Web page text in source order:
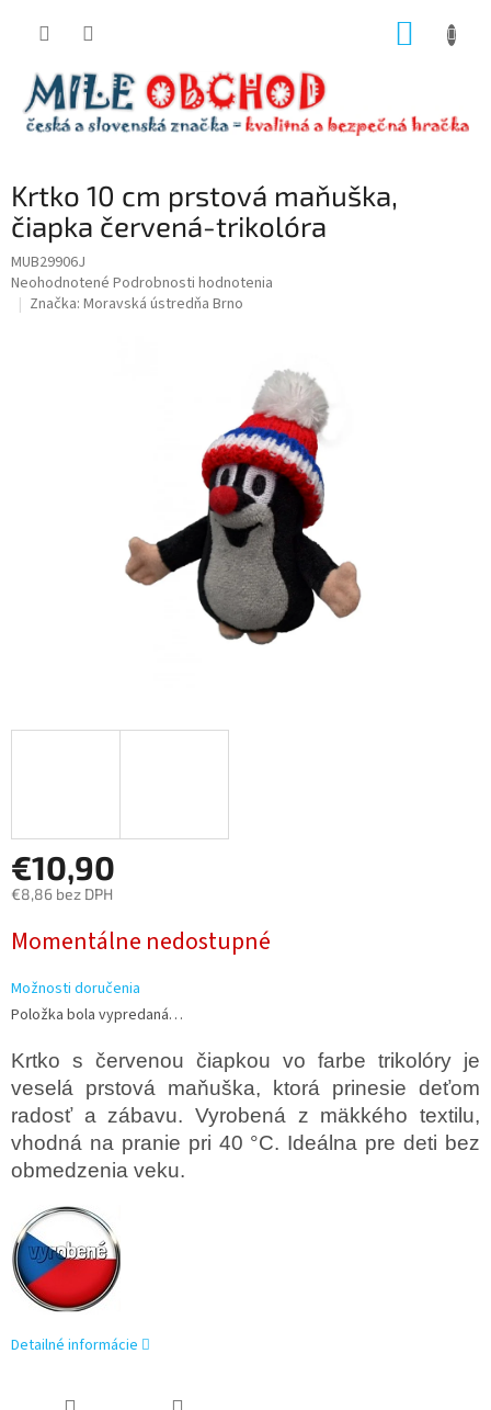
Krtko 10 cm prstová maňuška,
čiapka červená-trikolóra
MUB29906J
Priemerné
hodnotenie
Neohodnotené Podrobnosti hodnotenia
Značka: Moravská ústredňa Brno
€10,90
€8,86 bez DPH
cena:
Momentálne nedostupné
Možnosti doručenia
Položka bola vypredaná…
Krtko s červenou čiapkou vo farbe trikolóry je
veselá prstová maňuška, ktorá prinesie deťom
radosť a zábavu. Vyrobená z mäkkého textilu,
vhodná na pranie pri 40 °C. Ideálna pre deti bez
obmedzenia veku.
Detailné informácie